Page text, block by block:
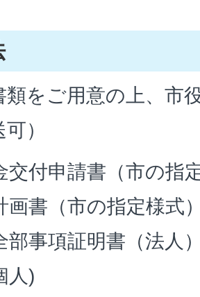
類をご用意の上、市
）
交付申請書（市の指
画書（市の指定様式
部事項証明書（法人
人)